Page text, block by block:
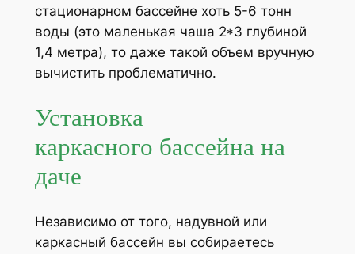
стационарном бассейне хоть 5-6 тонн
воды (это маленькая чаша 2*3 глубиной
1,4 метра), то даже такой объем вручную
вычистить проблематично.
Установка
каркасного бассейна на
даче
Независимо от того, надувной или
каркасный бассейн вы собираетесь